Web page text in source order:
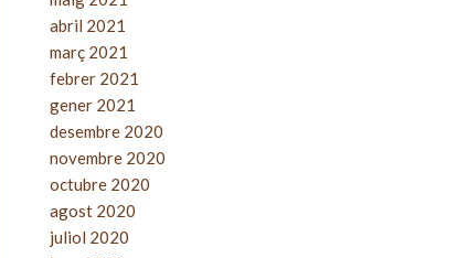
abril 2021
març 2021
febrer 2021
gener 2021
desembre 2020
novembre 2020
octubre 2020
agost 2020
juliol 2020